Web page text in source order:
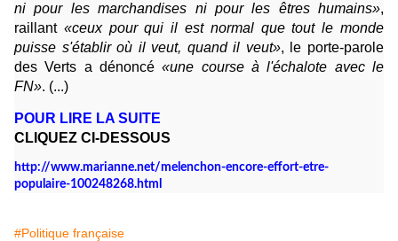
ni pour les marchandises ni pour les êtres humains»,
raillant «ceux pour qui il est normal que tout le monde
puisse s'établir où il veut, quand il veut», le porte-parole
des Verts a dénoncé«une course à l'échalote avec le
FN». (...)
POUR LIRE LA SUITE
CLIQUEZ CI-DESSOUS
http://www.marianne.net/melenchon-encore-effort-etre-
populaire-100248268.html
#Politique française